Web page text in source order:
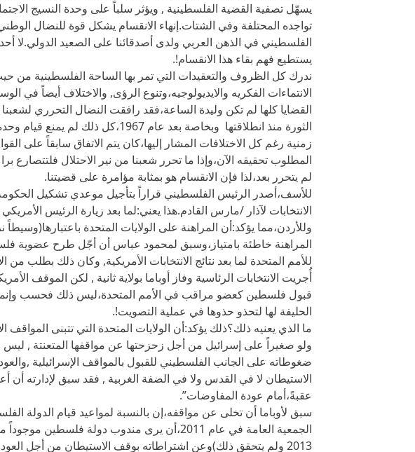
يسهّل تصفية القضية الفلسطينية , ويؤثر سلباً على وحدة النسيج
تواجده المحتلفة وفي الشتات.إنهاء الانقسام يشكل قوة للنضال
الفلسطيني في الذهن العربي ولدى أصدقائنا على الصعيد الدولي.لا
يستطيع فهم بقاء هذا الانقسام!.
ندرك كل الظروف والتعقيدات التي تمر بها الساحة الفلسطينية من
الانتماءات الفكريه والايديولوجيه،وتنوع الرؤى, والاختلاف أيضاً في
القضايا كلها لم تكن وليدة الساعة،فقد رافقت النضال التحرري
الثورة منذ انطلاقتها وبخاصة بعد عام
زمنية رغم كل الاختلافات المشار إليها،كان يتم الاتفاق سابقاً على
المطلوب تحقيقه الآن،وإذا ما تحرر شعبنا من نير الاحتلال فلتتصارع
لم يتحرر بعد،لذا فإن الانقسام هو بمثابة مؤامرة على قضيتنا.
للأسف،أصدر الرئيس الفلسطيني قراراً بتأجيل موعدي تشكيل
الانتخابات لآذار /مارس القادم.هذا يعني:لما بعد زيارة الرئيس
وللأردن،مما يؤكد:أن المراهنة على الولايات المتحدة
المراهنة خاطئة بامتياز،وسبق لمحمود عباس أن أجّل طرح عضوية
للأمم المتحدة لما بعد نتائج الانتخابات الأمريكية, وكان ذلك بطلب من
أُجريت الانتخابات الرئاسية وفاز أوباما بولاية ثانية , لكن الموقف
قبول فلسطين كعضو مراقب في الأمم المتحدة،ليس ذلك فحسب
الحليفة لها لتحذو حذوها في عملية التصويت!.
ما الذي يعنيه ذلك؟ذلك يؤكد:أن الولايات المتحدة التي تتبنى المواقف
ولو صغيراً على إسرائيل من أجل زحزحتها عن مواقفها المتعنتة ,
ضغوطاته على الجانب الفلسطيني للقبول بالمواقف الإسرائيلية
الاستيطان لا في القدس ولا في الضفة الغربية , فقد سبق لإدارته أن
عقبةً،أمام عودة المفاوضات”.
سبق لأوباما أن تخلى عن مواقفه،إن بالنسبة لمواعيد قيام الدولة
الجمعية العامة في عام 2011،أن يرى مندوب دولة
2013 ولم يتحقق ذلك)وعن اشتراطاته بوقف الاستيطان من أجل